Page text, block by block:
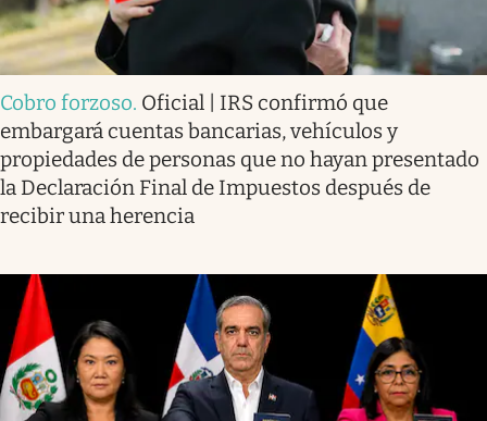
Cobro forzoso. Oficial | IRS confirmó que
embargará cuentas bancarias, vehículos y
propiedades de personas que no hayan presentado
la Declaración Final de Impuestos después de
recibir una herencia